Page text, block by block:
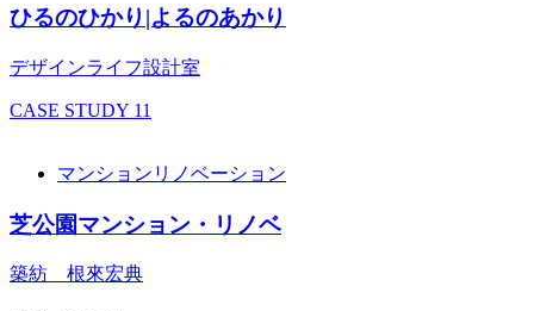
ひるのひかり|よるのあかり
デザインライフ設計室
CASE STUDY 11
マンションリノベーション
芝公園マンション・リノベ
築紡 根來宏典